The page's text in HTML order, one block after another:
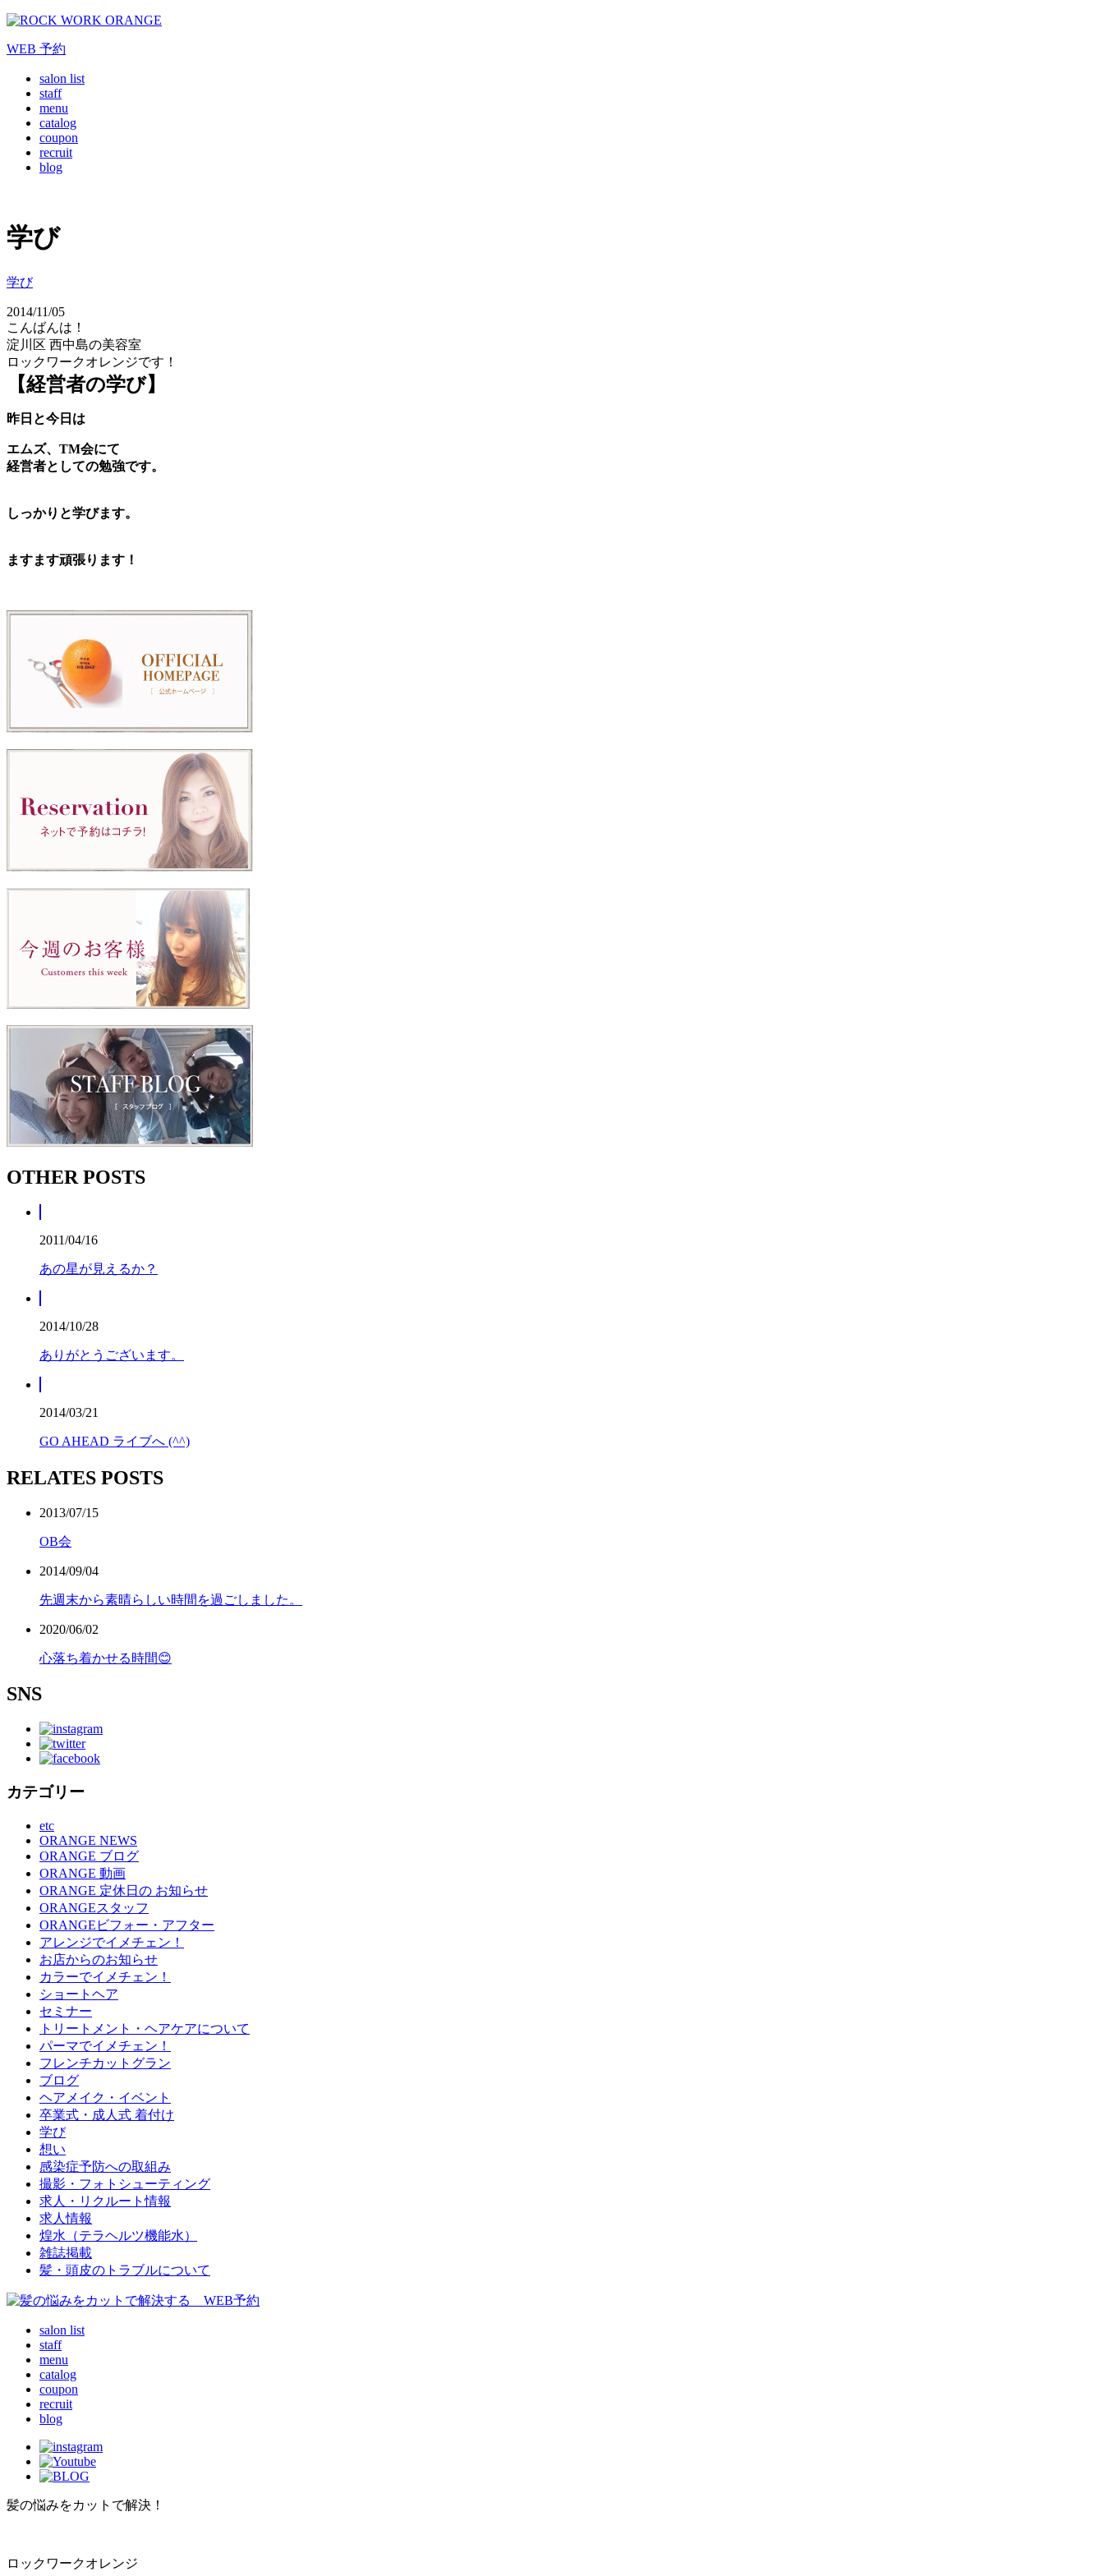
WEB 予約
salon list
staff
menu
catalog
coupon
recruit
blog
学び
学び
2014/11/05
こんばんは！
淀川区 西中島の美容室
ロックワークオレンジです！
【経営者の学び】
昨日と今日は
エムズ、TM会にて
経営者としての勉強です。
しっかりと学びます。
ますます頑張ります！
OTHER POSTS
2011/04/16
あの星が見えるか？
2014/10/28
ありがとうございます。
2014/03/21
GO AHEAD ライブへ (^^)
RELATES POSTS
2013/07/15
OB会
2014/09/04
先週末から素晴らしい時間を過ごしました。
2020/06/02
心落ち着かせる時間😊
SNS
カテゴリー
etc
ORANGE NEWS
ORANGE ブログ
ORANGE 動画
ORANGE 定休日の お知らせ
ORANGEスタッフ
ORANGEビフォー・アフター
アレンジでイメチェン！
お店からのお知らせ
カラーでイメチェン！
ショートヘア
セミナー
トリートメント・ヘアケアについて
パーマでイメチェン！
フレンチカットグラン
ブログ
ヘアメイク・イベント
卒業式・成人式 着付け
学び
想い
感染症予防への取組み
撮影・フォトシューティング
求人・リクルート情報
求人情報
煌水（テラヘルツ機能水）
雑誌掲載
髪・頭皮のトラブルについて
salon list
staff
menu
catalog
coupon
recruit
blog
髪の悩みをカットで解決！
ロックワークオレンジ